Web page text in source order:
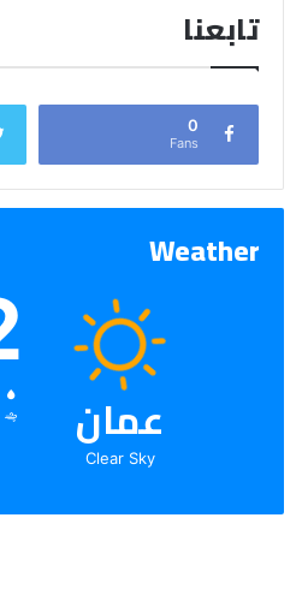
تابعنا
0
Fans
Weather
عمان
Clear Sky